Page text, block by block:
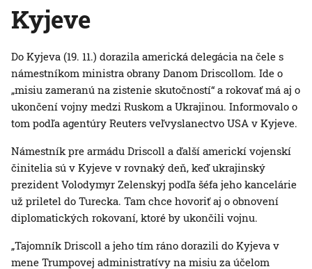
Kyjeve
Do Kyjeva (19. 11.) dorazila americká delegácia na čele s
námestníkom ministra obrany Danom Driscollom. Ide o
„misiu zameranú na zistenie skutočností“ a rokovať má aj o
ukončení vojny medzi Ruskom a Ukrajinou. Informovalo o
tom podľa agentúry Reuters veľvyslanectvo USA v Kyjeve.
Námestník pre armádu Driscoll a ďalší americkí vojenskí
činitelia sú v Kyjeve v rovnaký deň, keď ukrajinský
prezident Volodymyr Zelenskyj podľa šéfa jeho kancelárie
už priletel do Turecka. Tam chce hovoriť aj o obnovení
diplomatických rokovaní, ktoré by ukončili vojnu.
„Tajomník Driscoll a jeho tím ráno dorazili do Kyjeva v
mene Trumpovej administratívy na misiu za účelom